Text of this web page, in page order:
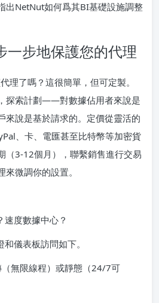
出NetNut如何爲其BI基礎設施調整
一步地保護您的代理
理了嗎？這很簡單，但可定製。
探索計劃——對數據佔用者來說是
來說是基於請求的。定價從靈活的
、卡、電匯甚至比特幣等加密貨
（3-12個月），聯繫銷售進行交易
微調你的設置。
速度數據中心？
儀表板訪問如下。
無限線程）或靜態（24/7可